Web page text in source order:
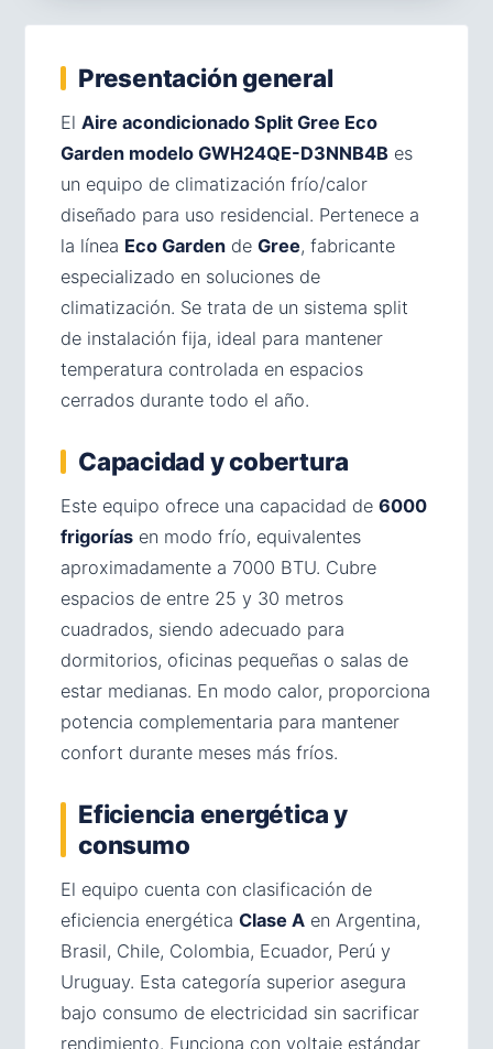
Presentación general
El Aire acondicionado Split Gree Eco
Garden modelo GWH24QE-D3NNB4B es
un equipo de climatización frío/calor
diseñado para uso residencial. Pertenece a
la línea Eco Garden de Gree, fabricante
especializado en soluciones de
climatización. Se trata de un sistema split
de instalación fija, ideal para mantener
temperatura controlada en espacios
cerrados durante todo el año.
Capacidad y cobertura
Este equipo ofrece una capacidad de 6000
frigorías en modo frío, equivalentes
aproximadamente a 7000 BTU. Cubre
espacios de entre 25 y 30 metros
cuadrados, siendo adecuado para
dormitorios, oficinas pequeñas o salas de
estar medianas. En modo calor, proporciona
potencia complementaria para mantener
confort durante meses más fríos.
Eficiencia energética y
consumo
El equipo cuenta con clasificación de
eficiencia energética Clase A en Argentina,
Brasil, Chile, Colombia, Ecuador, Perú y
Uruguay. Esta categoría superior asegura
bajo consumo de electricidad sin sacrificar
rendimiento. Funciona con voltaje estándar